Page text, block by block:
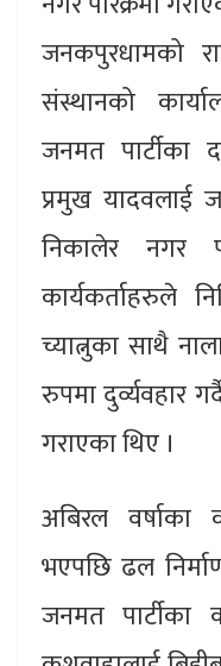
जनकपुरधामको
संस्थानको
जनमत पार्टीका
प्रमुख यादवलाई
निकालेर नगर
कार्यकर्ताहरुले
च्यात्नुका साथै
रुपमा दुर्व्यवहार
गराएका थिए ।
अबिरल
भएपछि ढल
जनमत पार्टीका